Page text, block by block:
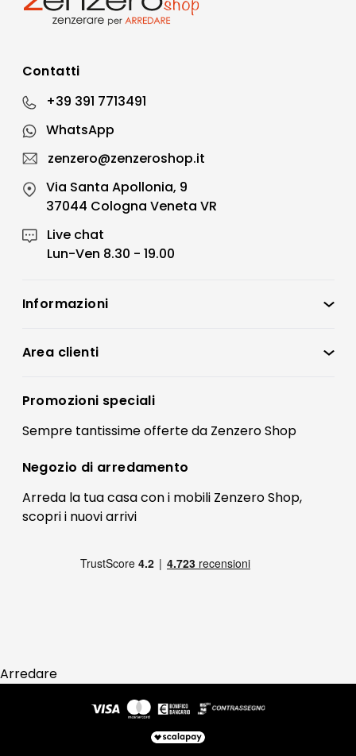
Contatti
+39 391 7713491
WhatsApp
zenzero@zenzeroshop.it
Via Santa Apollonia, 9
37044 Cologna Veneta VR
Live chat
Lun-Ven 8.30 - 19.00
Informazioni
Condizioni di vendita
Preferenze Cookies
Termini e condizioni
Contatti
FAQ
Pagamenti
Area clienti
Registrati
Il mio account
Promozioni speciali
Sempre tantissimeofferteda Zenzero Shop
Negozio di arredamento
Arreda la tua casa con i mobili Zenzero Shop,
scopri i nuovi arrivi
Arredare